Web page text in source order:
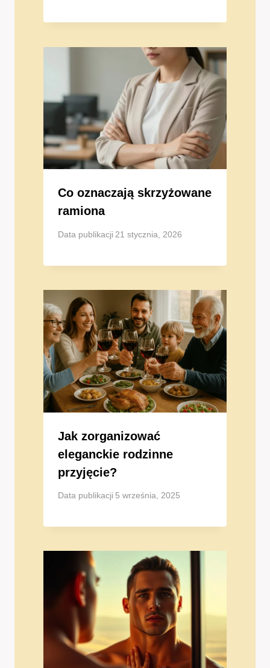
Co oznaczają skrzyżowane
ramiona
Data publikacji 21 stycznia, 2026
Jak zorganizować
eleganckie rodzinne
przyjęcie?
Data publikacji 5 września, 2025